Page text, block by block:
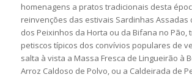
homenagens a pratos tradicionais desta
reinvenções das estivais Sardinhas Assadas
dos Peixinhos da Horta ou da Bifana no Pão,
petiscos típicos dos convívios populares de
salta à vista a Massa Fresca de Lingueirão à
Arroz Caldoso de Polvo, ou a Caldeirada de